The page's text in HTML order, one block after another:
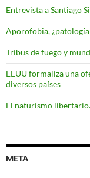
Entrevista a Santiago
Aporofobia,
Tribus de fuego y
EEUU formaliza una
diversos países
El naturismo
META